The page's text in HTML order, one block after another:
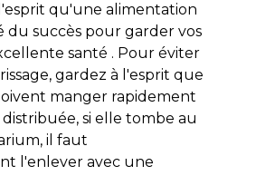
qu'une alimentation
du succès pour garder vos
santé . Pour éviter
gardez à l'esprit que
manger rapidement
si elle tombe au
il faut
l'enlever avec une